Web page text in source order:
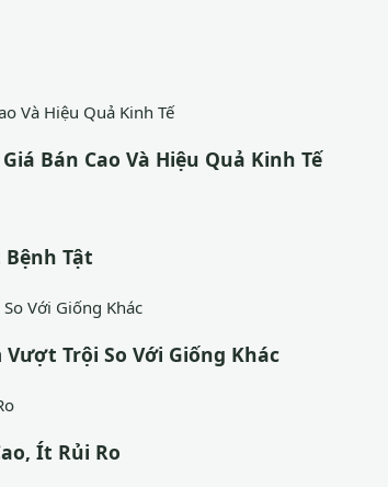
Bán Cao Và Hiệu Quả Kinh Tế
Tật
Trội So Với Giống Khác
Ít Rủi Ro